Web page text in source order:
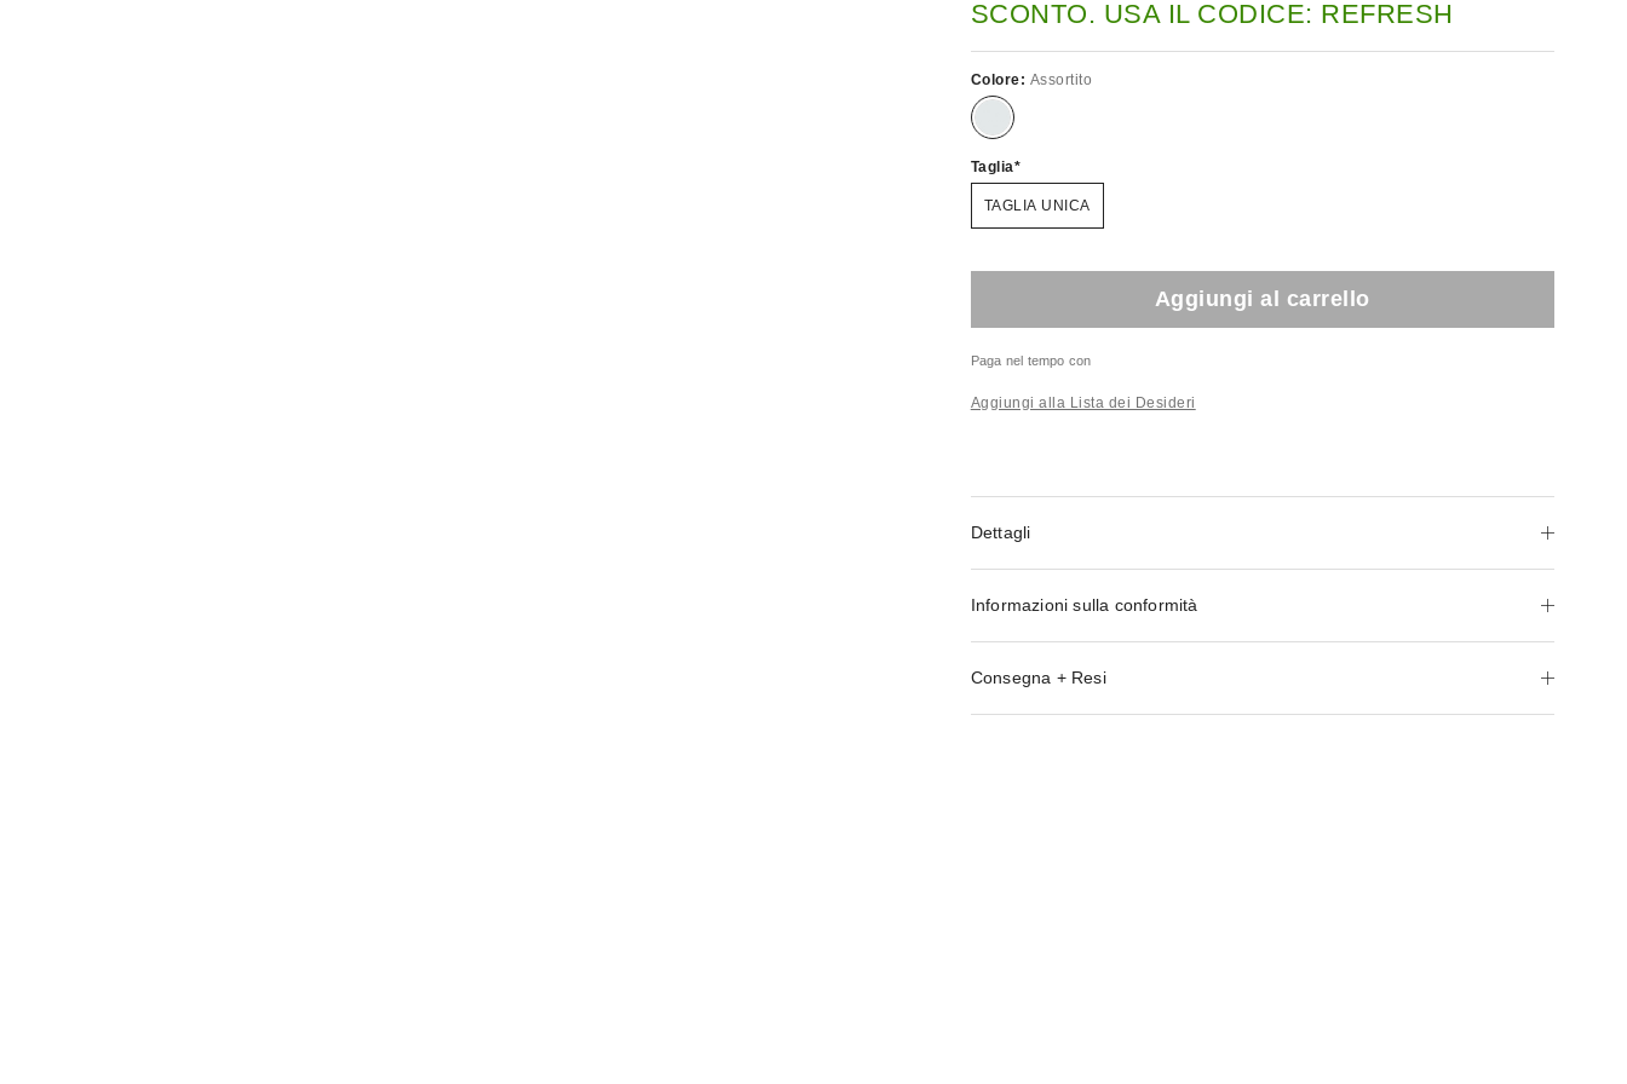
SCONTO. USA IL CODICE: REFRESH
Colore: Assortito
Taglia
TAGLIA UNICA
Aggiungi al carrello
Paga nel tempo con
Aggiungi alla Lista dei Desideri
Dettagli
Informazioni sulla conformità
Consegna + Resi